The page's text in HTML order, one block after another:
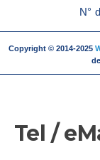
N°
Copyright © 2014-2025
Tel /